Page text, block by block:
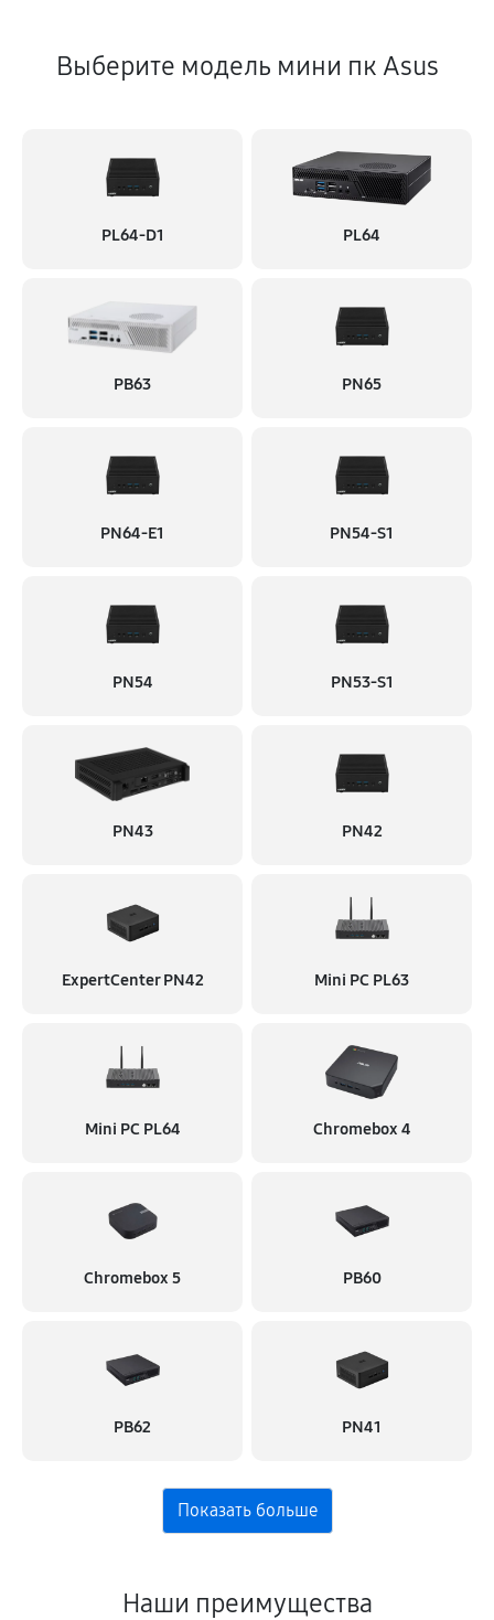
Выберите модель мини пк Asus
PL64-D1 PL64
PB63 PN65
PN64-E1 PN54-S1
PN54 PN53-S1
PN43 PN42
ExpertCenter PN42 Mini PC PL63
Mini PC PL64 Chromebox 4
Chromebox 5 PB60
PB62 PN41
Наши преимущества